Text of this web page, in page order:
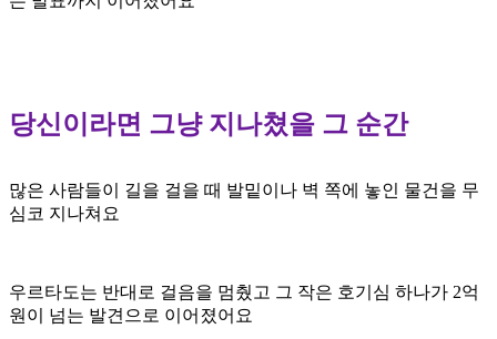
당신이라면 그냥 지나쳤을 그 순간
많은 사람들이 길을 걸을 때 발밑이나 벽 쪽에 놓인 물건을 무
심코 지나쳐요
우르타도는 반대로 걸음을 멈췄고 그 작은 호기심 하나가 2억
원이 넘는 발견으로 이어졌어요